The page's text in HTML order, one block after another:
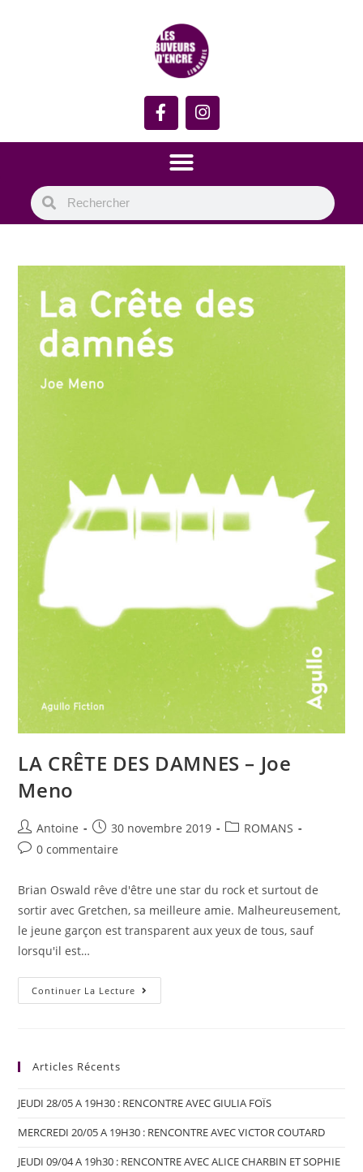
LA CRÊTE DES DAMNES – Joe
Meno
Antoine 30 novembre 2019
ROMANS
0 commentaire
Brian Oswald rêve d'être une star du rock et surtout de
sortir avec Gretchen, sa meilleure amie. Malheureusement,
le jeune garçon est transparent aux yeux de tous, sauf
lorsqu'il est…
Continuer La Lecture
Articles Récents
JEUDI 28/05 A 19H30 : RENCONTRE AVEC GIULIA FOÏS
MERCREDI 20/05 A 19H30 : RENCONTRE AVEC VICTOR COUTARD
JEUDI 09/04 A 19h30 : RENCONTRE AVEC ALICE CHARBIN ET SOPHIE